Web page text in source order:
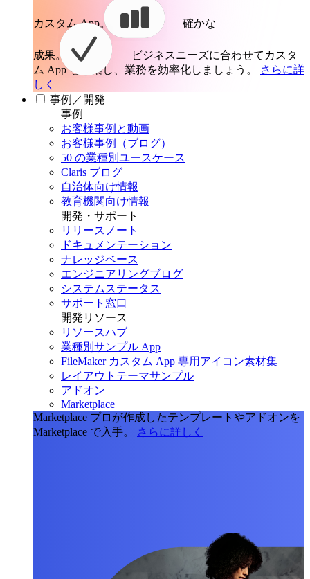
カスタム App。 確かな
成果。
ビジネスニーズに合わせてカスタ
ム App を構築し、業務を効率化しましょう。
さらに詳
しく
事例／開発
事例
お客様事例と動画
お客様事例（ブログ）
50 の業種別ユースケース
Claris ブログ
自治体向け情報
教育機関向け情報
開発・サポート
リリースノート
ドキュメンテーション
ナレッジベース
エンジニアリングブログ
システムステータス
サポート窓口
開発リソース
リソースハブ
業種別サンプル App
FileMaker カスタム App 専用アイコン素材集
レイアウトテーマサンプル
アドオン
Marketplace
Marketplace プロが作成したテンプレートやアドオンを
Marketplace で入手。
さらに詳しく